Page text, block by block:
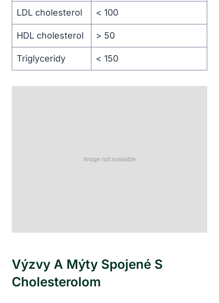
LDL cholesterol < 100
HDL cholesterol > 50
Triglyceridy < 150
Výzvy A Mýty Spojené S
Cholesterolom